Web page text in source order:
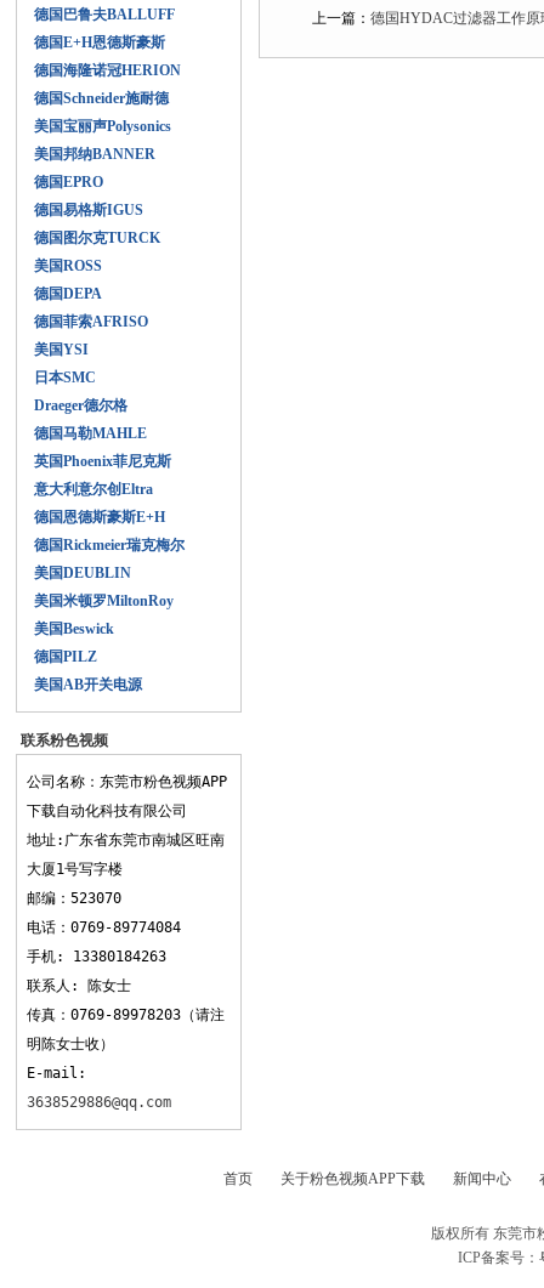
德国巴鲁夫BALLUFF
德国E+H恩德斯豪斯
德国海隆诺冠HERION
德国Schneider施耐德
美国宝丽声Polysonics
美国邦纳BANNER
德国EPRO
德国易格斯IGUS
德国图尔克TURCK
美国ROSS
德国DEPA
德国菲索AFRISO
美国YSI
日本SMC
Draeger德尔格
德国马勒MAHLE
英国Phoenix菲尼克斯
意大利意尔创Eltra
德国恩德斯豪斯E+H
德国Rickmeier瑞克梅尔
美国DEUBLIN
美国米顿罗MiltonRoy
美国Beswick
德国PILZ
美国AB开关电源
联系粉色视频
APP下载
公司名称：东莞市粉色视频APP
下载自动化科技有限公司
地址:广东省东莞市南城区旺南
大厦1号写字楼
邮编：523070
电话：0769-89774084
手机: 13380184263
联系人: 陈女士
传真：0769-89978203（请注
明陈女士收）
E-mail:
3638529886@qq.com
上一篇： 德国HYDAC过滤器工作原
首页 关于粉色视频APP下载 新闻中心
版权所有 东莞市
ICP备案号：